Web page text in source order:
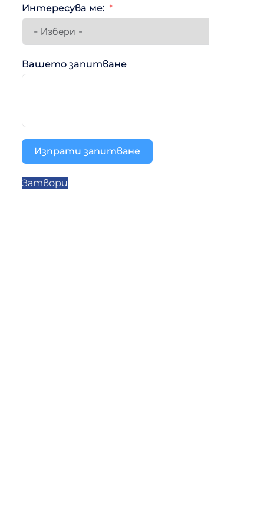
Интересува ме:
Вашето запитване
Изпрати запитване
Затвори